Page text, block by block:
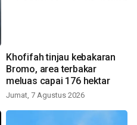
Khofifah tinjau kebakaran
Bromo, area terbakar
meluas capai 176 hektar
Jumat, 7 Agustus 2026